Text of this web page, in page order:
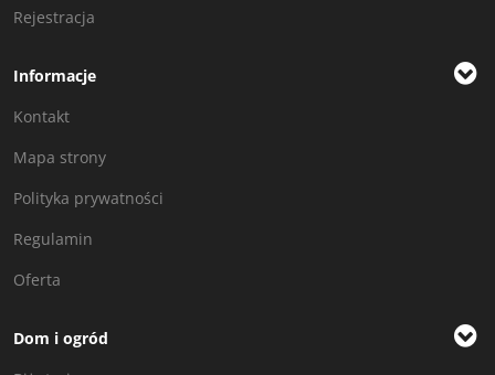
Rejestracja
Informacje
Kontakt
Mapa strony
Polityka prywatności
Regulamin
Oferta
Dom i ogród